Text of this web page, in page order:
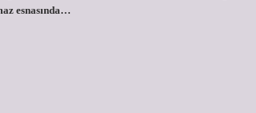
esnasında…